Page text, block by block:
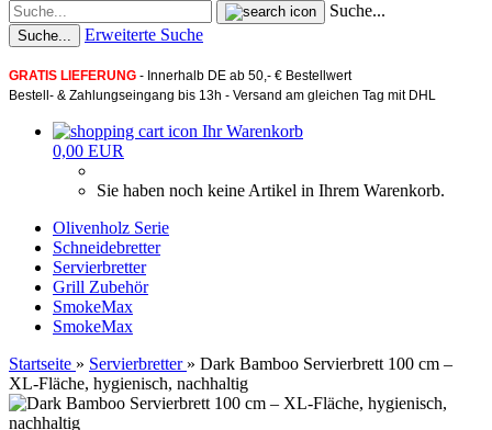
Suche...
Suche... Erweiterte Suche
GRATIS LIEFERUNG - Innerhalb DE ab 50,- € Bestellwert
Bestell- & Zahlungseingang bis 13h - Versand am gleichen Tag mitDHL
Ihr Warenkorb
0,00 EUR
Sie haben noch keine Artikel in Ihrem Warenkorb.
Olivenholz Serie
Schneidebretter
Servierbretter
Grill Zubehör
SmokeMax
SmokeMax
Startseite » Servierbretter » Dark Bamboo Servierbrett 100 cm –
XL-Fläche, hygienisch, nachhaltig